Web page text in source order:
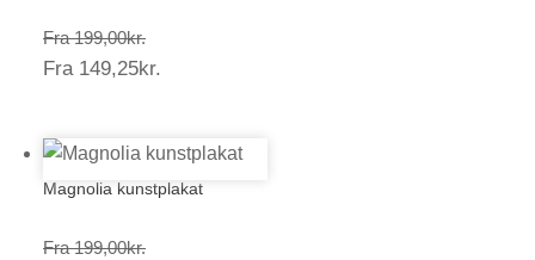
Fra 199,00kr.Prisinterval:
199,00kr.
Fra 149,25kr.
Magnolia kunstplakat
Fra 199,00kr.Prisinterval: